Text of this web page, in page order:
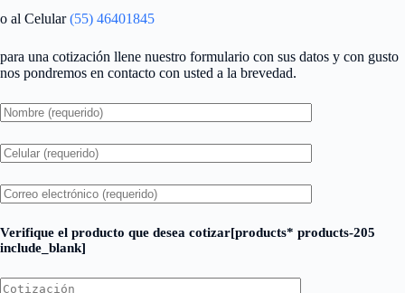
o al Celular(55) 46401845
para una cotización llene nuestro formulario con sus datos y con gusto
nos pondremos en contacto con usted a la brevedad.
Verifique el producto que desea cotizar[products* products-205
include_blank]